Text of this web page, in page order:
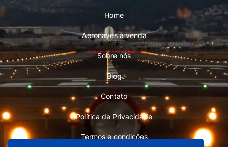
Home
Aeronaves à venda
Sobre nós
Blog
Contato
Política de Privacidade
Termos e condições